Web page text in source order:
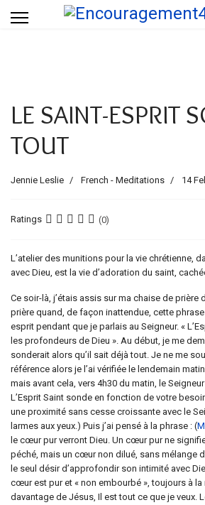
LE SAINT-ESPRIT
TOUT
Jennie Leslie French - Meditations 14
Ratings (0)
L’atelier des munitions pour la vie chrétienne,
avec Dieu, est la vie d’adoration du saint,
Ce soir-là, j’étais assis sur ma chaise de prière
prière quand, de façon inattendue, cette
esprit pendant que je parlais au Seigneur. «
les profondeurs de Dieu ». Au début, je me
sonderait alors qu’il sait déjà tout. Je ne me
référence alors je l’ai vérifiée le lendemain
mais avant cela, vers 4h30 du matin, le Seigneur
L’Esprit Saint sonde en fonction de votre
une proximité sans cesse croissante avec le
larmes aux yeux.) Puis j’ai pensé à la phrase : (
le cœur pur verront Dieu. Un cœur pur ne
péché, mais un cœur non dilué, sans mélange
le seul désir d’approfondir son intimité avec
cœur est pur et « non embourbé », toujours à la
davantage de Jésus, Il est tout ce que je veux.